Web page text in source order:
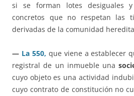
si se forman lotes desiguales
concretos que no respetan las
derivadas de la comunidad
— La 550, que viene a establecer
registral de un inmueble una
cuyo objeto es una actividad
cuyo contrato de constitución no